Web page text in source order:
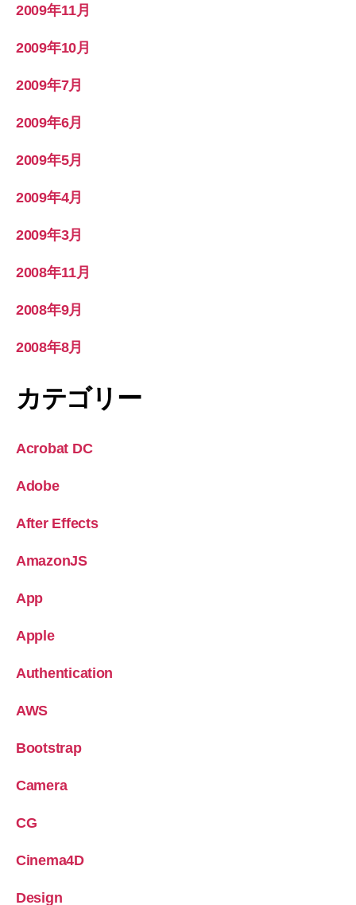
2009年11月
2009年10月
2009年7月
2009年6月
2009年5月
2009年4月
2009年3月
2008年11月
2008年9月
2008年8月
カテゴリー
Acrobat DC
Adobe
After Effects
AmazonJS
App
Apple
Authentication
AWS
Bootstrap
Camera
CG
Cinema4D
Design